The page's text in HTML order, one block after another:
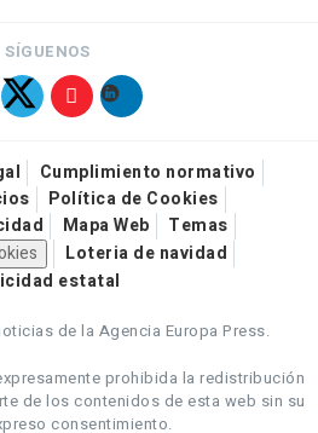
SÍGUENOS
Cumplimiento normativo
Política de Cookies
Mapa Web
Temas
Loteria de navidad
estatal
de la Agencia Europa Press.
prohibida la redistribución
de los contenidos de esta web sin su
consentimiento.